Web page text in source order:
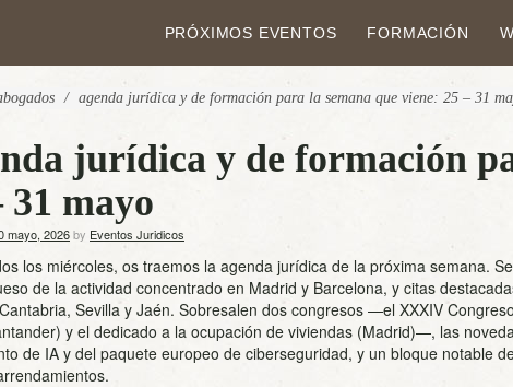
PRÓXIMOS EVENTOS FORMACIÓN
/ agenda jurídica y de formación para la semana que viene: 25 – 31
jurídica y de formación
31 mayo
mayo, 2026by Eventos Juridicos
los miércoles, os traemos la agenda jurídica de la próxima semana.
de la actividad concentrado en Madrid y Barcelona, y citas
Sevilla y Jaén. Sobresalen dos congresos —el XXXIV
y el dedicado a la ocupación de viviendas (Madrid)—, las
de IA y del paquete europeo de ciberseguridad, y un bloque notable